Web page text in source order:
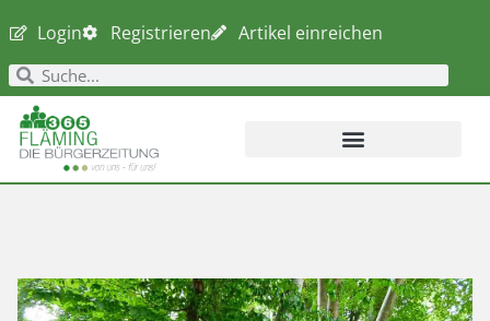
Login Registrieren Artikel einreichen